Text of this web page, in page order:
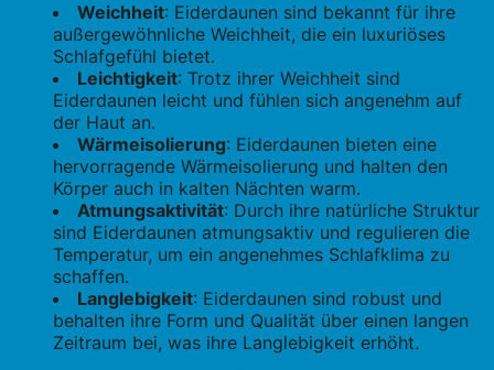
Weichheit: Eiderdaunen sind bekannt für ihre
außergewöhnliche Weichheit, die ein luxuriöses
Schlafgefühl bietet.
Leichtigkeit: Trotz ihrer Weichheit sind
Eiderdaunen leicht und fühlen sich angenehm auf
der Haut an.
Wärmeisolierung: Eiderdaunen bieten eine
hervorragende Wärmeisolierung und halten den
Körper auch in kalten Nächten warm.
Atmungsaktivität: Durch ihre natürliche Struktur
sind Eiderdaunen atmungsaktiv und regulieren die
Temperatur, um ein angenehmes Schlafklima zu
schaffen.
Langlebigkeit: Eiderdaunen sind robust und
behalten ihre Form und Qualität über einen langen
Zeitraum bei, was ihre Langlebigkeit erhöht.